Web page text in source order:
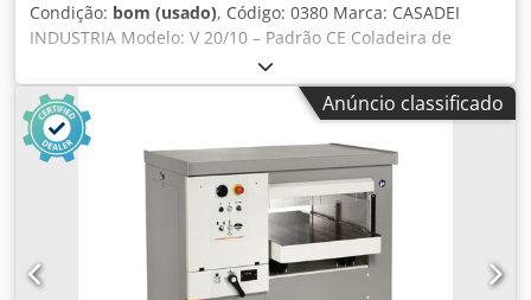
Condição: bom (usado), Código: 0380 Marca: CASADEI
INDUSTRIA Modelo: V 20/10 – Padrão CE Coladeira de
bordas automática para fitas pré-coladas em painéis retos
– Padrão CE Dados técnicos: Avanço automático para
movimentação do painel Corte automático para aparar
bordas frontal e traseira Fresas automáticas – Velocidade
9000 rpm – Diâmetro das fresas 70 mm Z=4 Crjdpsy
Ndymjfx Afwef Espessura do painel mín./máx. mm 10/50
Espessura da fita de bordo em rolo mm 0,4-2,5 Altura
mínima/máxima da fita mm 12/52 Velocidade de avanço
m/min 5 Potência total 4 kW 2 bocais de sucção de
diâmetro 60 mm Dimensões totais: mm 2100 x 700 x 1250
Anúncio classificado